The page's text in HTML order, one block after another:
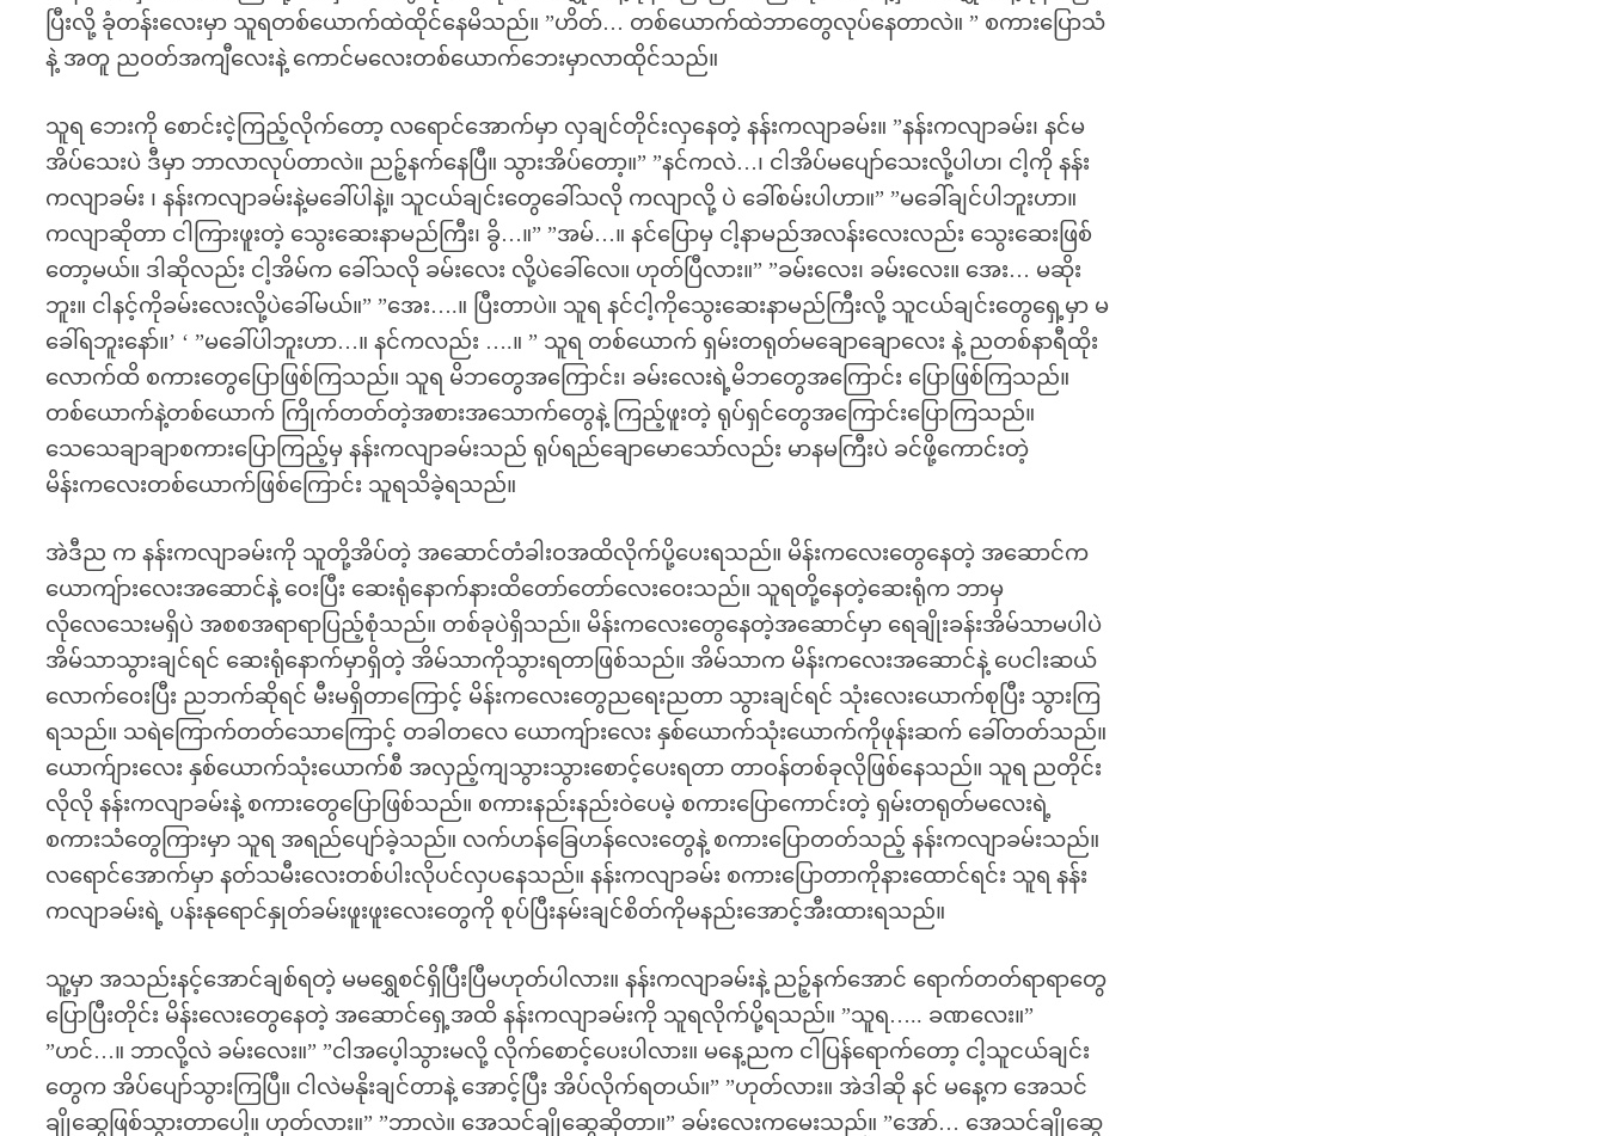
ပြီးလို့ ခုံတန်းလေးမှာ သူရတစ်ယောက်ထဲထိုင်နေမိသည်။ ”ဟိတ်… တစ်ယောက်ထဲဘာတွေလုပ်နေတာလဲ။ ” စကားပြောသံ
နဲ့ အတူ ညဝတ်အကျီလေးနဲ့ ကောင်မလေးတစ်ယောက်ဘေးမှာလာထိုင်သည်။
သူရ ဘေးကို စောင်းငဲ့ကြည့်လိုက်တော့ လရောင်အောက်မှာ လှချင်တိုင်းလှနေတဲ့ နန်းကလျာခမ်း။ ”နန်းကလျာခမ်း၊ နင်မ
အိပ်သေးပဲ ဒီမှာ ဘာလာလုပ်တာလဲ။ ညဉ့်နက်နေပြီ။ သွားအိပ်တော့။” ”နင်ကလဲ…၊ ငါအိပ်မပျော်သေးလို့ပါဟ၊ ငါ့ကို နန်း
ကလျာခမ်း ၊ နန်းကလျာခမ်းနဲ့မခေါ်ပါနဲ့။ သူငယ်ချင်းတွေခေါ်သလို ကလျာလို့ ပဲ ခေါ်စမ်းပါဟာ။” ”မခေါ်ချင်ပါဘူးဟာ။
ကလျာဆိုတာ ငါကြားဖူးတဲ့ သွေးဆေးနာမည်ကြီး၊ ခွိ…။” ”အမ်…။ နင်ပြောမှ ငါ့နာမည်အလန်းလေးလည်း သွေးဆေးဖြစ်
တော့မယ်။ ဒါဆိုလည်း ငါ့အိမ်က ခေါ်သလို ခမ်းလေး လို့ပဲခေါ်လေ။ ဟုတ်ပြီလား။” ”ခမ်းလေး၊ ခမ်းလေး။ အေး… မဆိုး
ဘူး။ ငါနင့်ကိုခမ်းလေးလို့ပဲခေါ်မယ်။” ”အေး….။ ပြီးတာပဲ။ သူရ နင်ငါ့ကိုသွေးဆေးနာမည်ကြီးလို့ သူငယ်ချင်းတွေရှေ့မှာ မ
ခေါ်ရဘူးနော်။’ ‘ ”မခေါ်ပါဘူးဟာ…။ နင်ကလည်း ….။ ” သူရ တစ်ယောက် ရှမ်းတရုတ်မချောချောလေး နဲ့ ညတစ်နာရီထိုး
လောက်ထိ စကားတွေပြောဖြစ်ကြသည်။ သူရ မိဘတွေအကြောင်း၊ ခမ်းလေးရဲ့မိဘတွေအကြောင်း ပြောဖြစ်ကြသည်။
တစ်ယောက်နဲ့တစ်ယောက် ကြိုက်တတ်တဲ့အစားအသောက်တွေနဲ့ ကြည့်ဖူးတဲ့ ရုပ်ရှင်တွေအကြောင်းပြောကြသည်။
သေသေချာချာစကားပြောကြည့်မှ နန်းကလျာခမ်းသည် ရုပ်ရည်ချောမောသော်လည်း မာနမကြီးပဲ ခင်ဖို့ကောင်းတဲ့
မိန်းကလေးတစ်ယောက်ဖြစ်ကြောင်း သူရသိခဲ့ရသည်။
အဲဒီည က နန်းကလျာခမ်းကို သူတို့အိပ်တဲ့ အဆောင်တံခါးဝအထိလိုက်ပို့ပေးရသည်။ မိန်းကလေးတွေနေတဲ့ အဆောင်က
ယောကျ်ားလေးအဆောင်နဲ့ ဝေးပြီး ဆေးရုံနောက်နားထိတော်တော်လေးဝေးသည်။ သူရတို့နေတဲ့ဆေးရုံက ဘာမှ
လိုလေသေးမရှိပဲ အစစအရာရာပြည့်စုံသည်။ တစ်ခုပဲရှိသည်။ မိန်းကလေးတွေနေတဲ့အဆောင်မှာ ရေချိုးခန်းအိမ်သာမပါပဲ
အိမ်သာသွားချင်ရင် ဆေးရုံနောက်မှာရှိတဲ့ အိမ်သာကိုသွားရတာဖြစ်သည်။ အိမ်သာက မိန်းကလေးအဆောင်နဲ့ ပေငါးဆယ်
လောက်ဝေးပြီး ညဘက်ဆိုရင် မီးမရှိတာကြောင့် မိန်းကလေးတွေညရေးညတာ သွားချင်ရင် သုံးလေးယောက်စုပြီး သွားကြ
ရသည်။ သရဲကြောက်တတ်သောကြောင့် တခါတလေ ယောကျ်ားလေး နှစ်ယောက်သုံးယောက်ကိုဖုန်းဆက် ခေါ်တတ်သည်။
ယောက်ျားလေး နှစ်ယောက်သုံးယောက်စီ အလှည့်ကျသွားသွားစောင့်ပေးရတာ တာဝန်တစ်ခုလိုဖြစ်နေသည်။ သူရ ညတိုင်း
လိုလို နန်းကလျာခမ်းနဲ့ စကားတွေပြောဖြစ်သည်။ စကားနည်းနည်းဝဲပေမဲ့ စကားပြောကောင်းတဲ့ ရှမ်းတရုတ်မလေးရဲ့
စကားသံတွေကြားမှာ သူရ အရည်ပျော်ခဲ့သည်။ လက်ဟန်ခြေဟန်လေးတွေနဲ့ စကားပြောတတ်သည့် နန်းကလျာခမ်းသည်။
လရောင်အောက်မှာ နတ်သမီးလေးတစ်ပါးလိုပင်လှပနေသည်။ နန်းကလျာခမ်း စကားပြောတာကိုနားထောင်ရင်း သူရ နန်း
ကလျာခမ်းရဲ့ ပန်းနုရောင်နှုတ်ခမ်းဖူးဖူးလေးတွေကို စုပ်ပြီးနမ်းချင်စိတ်ကိုမနည်းအောင့်အီးထားရသည်။
သူ့မှာ အသည်းနင့်အောင်ချစ်ရတဲ့ မမရွှေစင်ရှိပြီးပြီမဟုတ်ပါလား။ နန်းကလျာခမ်းနဲ့ ညဉ့်နက်အောင် ရောက်တတ်ရာရာတွေ
ပြောပြီးတိုင်း မိန်းလေးတွေနေတဲ့ အဆောင်ရှေ့အထိ နန်းကလျာခမ်းကို သူရလိုက်ပို့ရသည်။ ”သူရ….. ခဏလေး။”
”ဟင်…။ ဘာလို့လဲ ခမ်းလေး။” ”ငါအပေ့ါသွားမလို့ လိုက်စောင့်ပေးပါလား။ မနေ့ညက ငါပြန်ရောက်တော့ ငါ့သူငယ်ချင်း
တွေက အိပ်ပျော်သွားကြပြီ။ ငါလဲမနိုးချင်တာနဲ့ အောင့်ပြီး အိပ်လိုက်ရတယ်။” ”ဟုတ်လား။ အဲဒါဆို နင် မနေ့က အေသင်
ချိုဆွေဖြစ်သွားတာပေါ့။ ဟုတ်လား။” ”ဘာလဲ။ အေသင်ချိုဆွေဆိုတာ။” ခမ်းလေးကမေးသည်။ ”အော်… အေသင်ချိုဆွေ